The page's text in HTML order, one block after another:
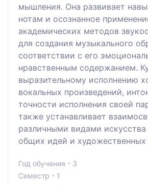
мышления. Она развивает
нотам и осознанное
академических методов
для создания музыкального
соответствии с его
нравственным содержанием.
выразительному исполнению
вокальных произведений,
точности исполнения своей
также устанавливает
различными видами искусства
общих идей и художественных
Год обучения - 3
Семестр - 1